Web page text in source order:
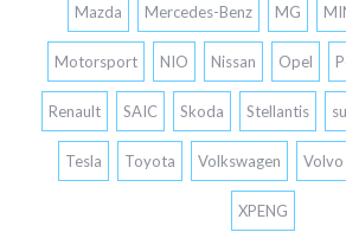
Mazda Mercedes-Benz MG
Motorsport NIO Nissan Opel
Renault SAIC Skoda Stellantis
Tesla Toyota Volkswagen Volvo
XPENG